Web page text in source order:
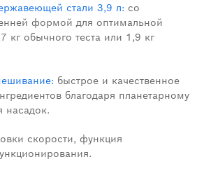
стали 3,9 л: со
формой для оптимальной
кг обычного теста или 1,9 кг
быстрое и качественное
благодаря планетарному
насадок.
скорости, функция